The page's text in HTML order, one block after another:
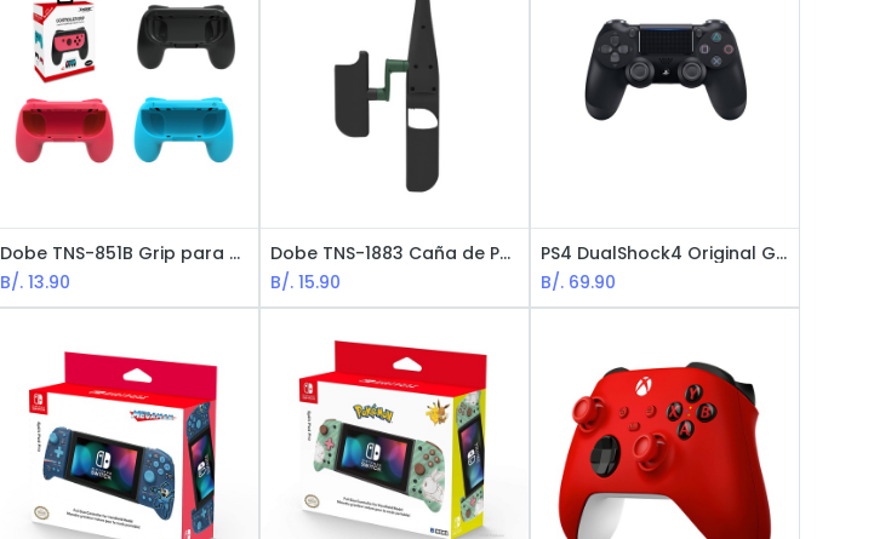
Dobe TNS-851B Grip para Control , Accesorio Gamer para Nintendo Switch Joy-Con - Set de 2 piezas / Rojo y Azul (Controles Joy-Con NO incluidos)
B/.13.90
Dobe TNS-1883 Caña de Pesca para Nintendo Switch Joy-Con - Accesorio Gamer / Negro
B/.15.90
PS4 DualShock4 Original Gamepad / Negro
B/. 69.90